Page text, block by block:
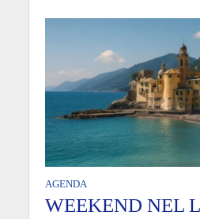
AGENDA
WEEKEND NEL